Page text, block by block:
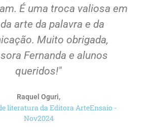
É uma troca valiosa em
arte da palavra e da
Muito obrigada,
Fernanda e alunos
queridos!"
Raquel Oguri,
literatura da Editora ArteEnsaio -
Nov2024